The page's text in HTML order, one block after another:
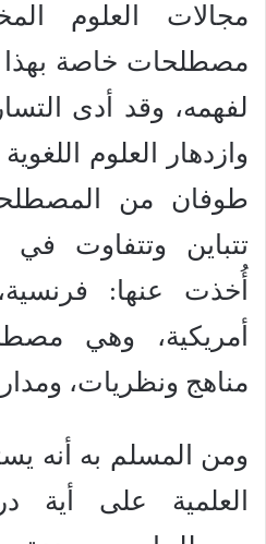
مجالات العلوم
مصطلحات خاصة بهذا
لفهمه، وقد أدى
وازدهار العلوم
طوفان من
تتباين وتتفاوت في
أُخذت عنها:
أمريكية، وهي
مناهج ونظريات،
ومن المسلم به أنه
العلمية على أية